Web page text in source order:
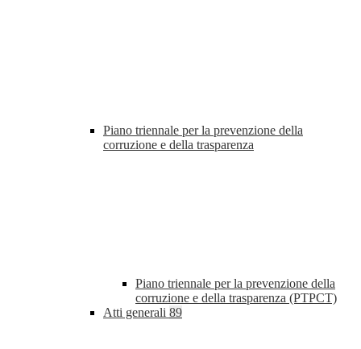
Piano triennale per la prevenzione della
corruzione e della trasparenza
Piano triennale per la prevenzione della
corruzione e della trasparenza (PTPCT)
Atti generali 89